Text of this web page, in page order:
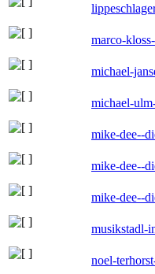
marco-
michael-
michael-
mike-dee--
mike-dee--
mike-dee--
musikstadl-
noel-